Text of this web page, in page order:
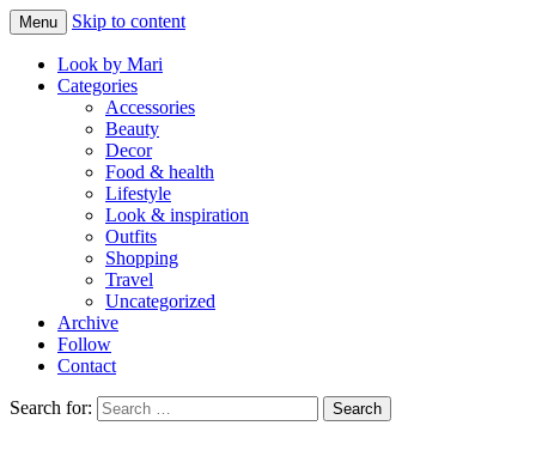
LOOK BY MARI
Makeup & beauty blog
Menu Skip to content
Look by Mari
Categories
Accessories
Beauty
Decor
Food & health
Lifestyle
Look & inspiration
Outfits
Shopping
Travel
Uncategorized
Archive
Follow
Contact
Search for: